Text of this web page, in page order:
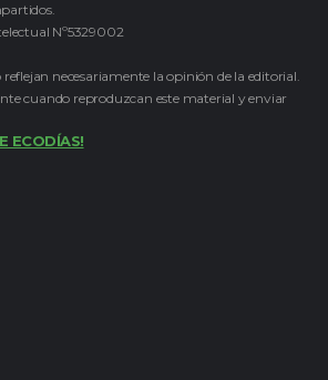
Nº5329002
necesariamente la opinión de la editorial.
cuando reproduzcan este material y enviar
ECODÍAS!